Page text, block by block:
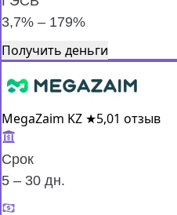
3,7% – 179%
Получить деньги
MegaZaim KZ ★5,01 отзыв
Срок
5 – 30 дн.